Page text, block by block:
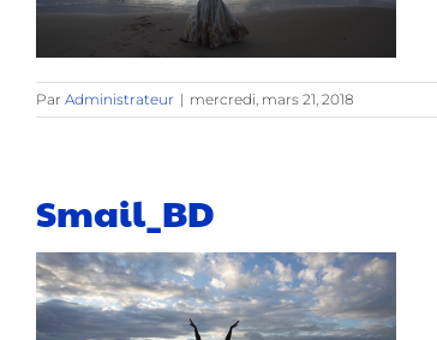
Par Administrateur | mercredi, mars 21, 2018
Smail_BD